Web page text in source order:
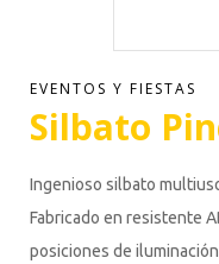
EVENTOS Y FIESTAS
Silbato
Ingenioso silbato
Fabricado en resistente
posiciones de